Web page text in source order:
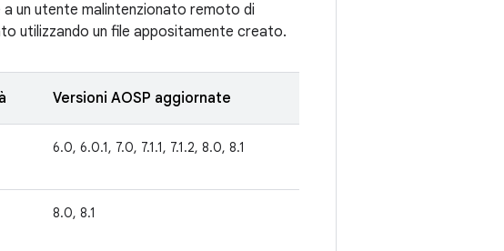
un utente malintenzionato remoto di
utilizzando un file appositamente creato.
Versioni AOSP aggiornate
6.0, 6.0.1, 7.0, 7.1.1, 7.1.2, 8.0, 8.1
8.0, 8.1